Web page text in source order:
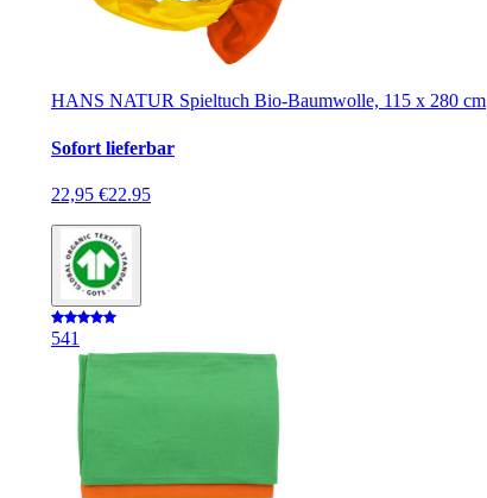
HANS NATUR Spieltuch Bio-Baumwolle, 115 x 280 cm
Sofort lieferbar
22,95 €22.95
541